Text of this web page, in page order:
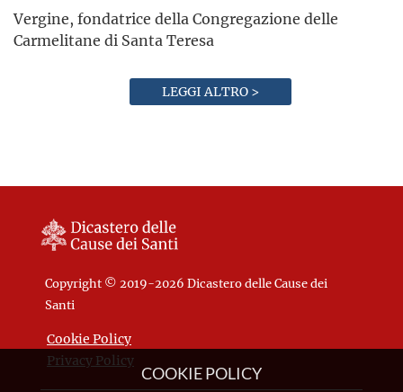
Vergine, fondatrice della Congregazione delle
Carmelitane di Santa Teresa
LEGGI ALTRO >
Copyright © 2019-2026 Dicastero delle Cause dei
Santi
Cookie Policy
Privacy Policy
COOKIE POLICY